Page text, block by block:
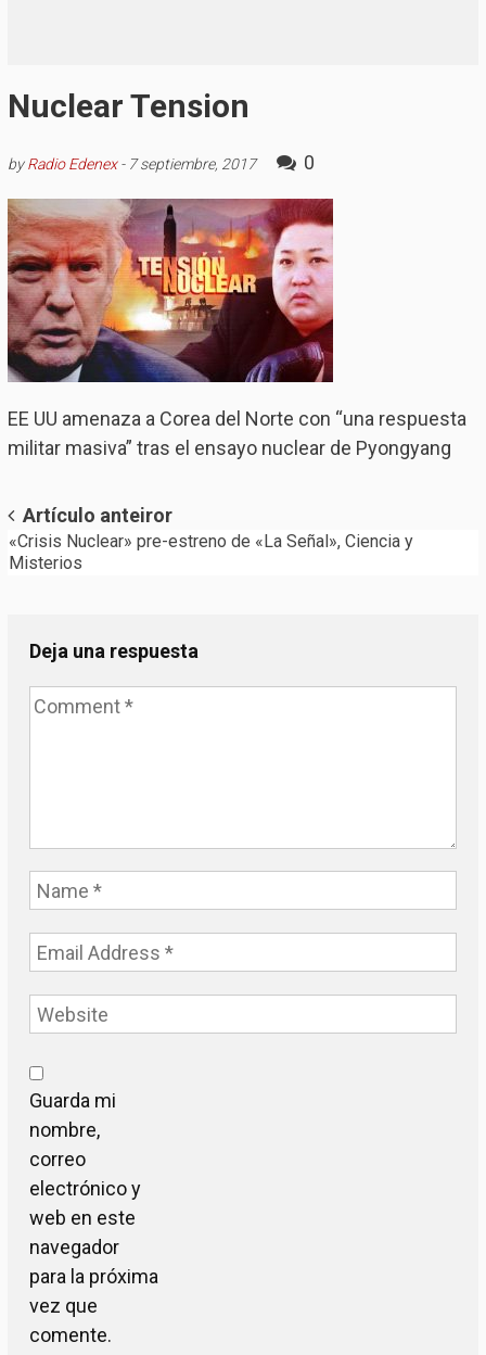
Nuclear Tension
byRadio Edenex- 7 septiembre, 2017 0
EE UU amenaza a Corea del Norte con “una respuesta
militar masiva” tras el ensayo nuclear de Pyongyang
Post
navigation
Artículo anteiror
«Crisis Nuclear» pre-estreno de «La Señal», Ciencia y
Misterios
Deja una respuesta
Guarda mi
nombre,
correo
electrónico y
web en este
navegador
para la próxima
vez que
comente.